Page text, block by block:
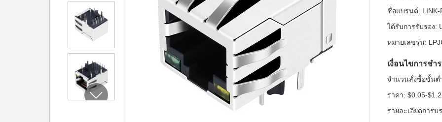
ชื่อแบรนด์: LINK-
ได้รับการรับรอง:
หมายเลขรุ่น:
เงื่อนไขการชำ
จำนวนสั่งซื้อขั้นต่
ราคา: $0.05-
รายละเอียดการบ